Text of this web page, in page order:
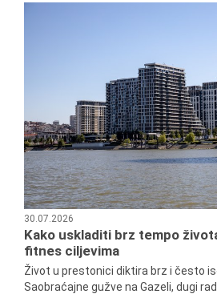
30.07.2026
Kako uskladiti brz tempo
fitnes ciljevima
Život u prestonici diktira brz i često
Saobraćajne gužve na Gazeli, dugi